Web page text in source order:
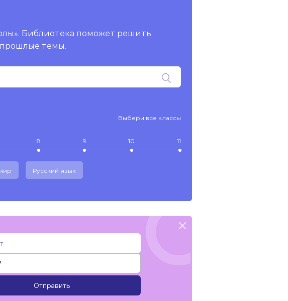
Библиотека поможет решить
темы.
Выбери все классы
8 9 10 11
Русский язык
Отправить